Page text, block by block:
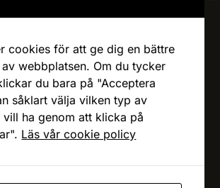
AB
cookies för att ge dig en bättre
webbplatsen. Om du tycker
du bara på "Acceptera
såklart välja vilken typ av
ha genom att klicka på
Läs vår cookie policy